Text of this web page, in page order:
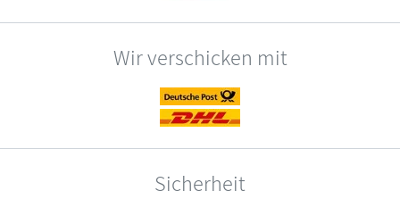
Wir verschicken mit
Sicherheit